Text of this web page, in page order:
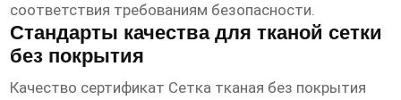
соответствия требованиям безопасности.
Стандарты качества для тканой сетки
без покрытия
Качество сертификат Сетка тканая без покрытия